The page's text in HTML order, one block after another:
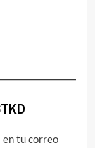
tu correo